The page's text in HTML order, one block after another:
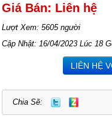
Giá Bán: Liên hệ
Lượt Xem: 5605 người
Cập Nhật: 16/04/2023 Lúc 18
LIÊN HỆ
Chia Sẽ: